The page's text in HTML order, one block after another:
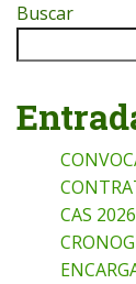
Buscar
CAS 2026